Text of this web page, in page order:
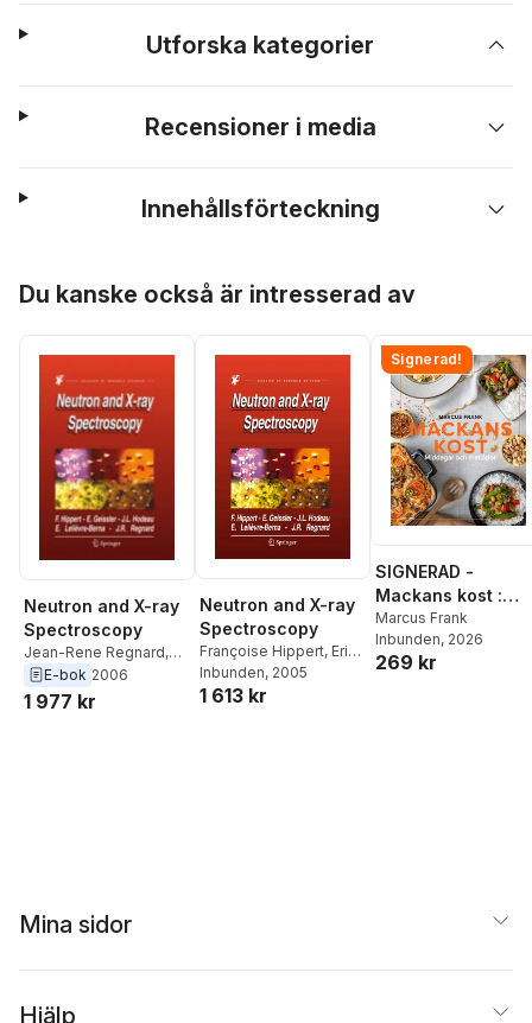
Utforska kategorier
Recensioner i media
Innehållsförteckning
Du kanske också är intresserad av
Neutron and X-ray
Spectroscopy
Jean-Rene Regnard,
Eddy Lelievre-Berna
Jean Louis Hodeau
E-bok 2006
1 977 kr
Neutron and X-ray
Spectroscopy
Françoise Hippert, Erik
Geissler,Jean Louis
Hodeau,Eddy Lelièvre-
Inbunden, 2005
1 613 kr
Signerad!
SIGNERAD -
Mackans kost :
Middagar och
matlådor
Marcus Frank
Inbunden, 2026
269 kr
Mina sidor
Hjälp